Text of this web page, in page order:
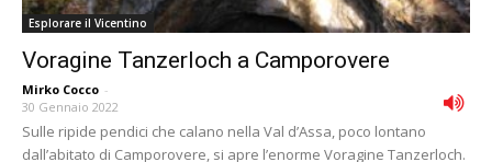
Esplorare il Vicentino
Voragine Tanzerloch a Camporovere
Mirko Cocco -
30 Gennaio 2022
Sulle ripide pendici che calano nella Val d’Assa, poco lontano
dall’abitato di Camporovere, si apre l’enorme Voragine Tanzerloch.